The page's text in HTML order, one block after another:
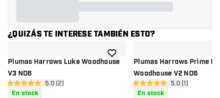
¿QUIZÁS TE INTERESE TAMBIÉN ESTO?
Plumas Harrows Luke Woodhouse
V3 NO6
abrir panel de reseñas
5 estrellas de puntuación
5.0 (2)
En stock
añadir a la lista de deseos
Plumas Harrows Prime
Woodhouse V2 NO6
abrir panel de
5 estrellas de puntuación
5.0 (1)
En stock